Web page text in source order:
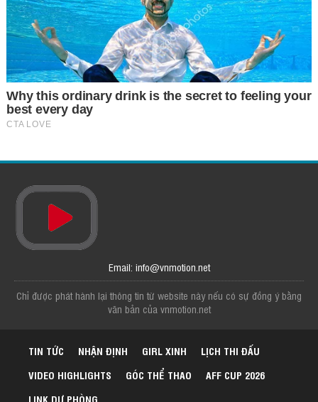
Email: info@vnmotion.net
Chỉ được phát hành lại thông tin từ website này nếu có sự đồng ý bằng
văn bản của vnmotion.net
TIN TỨC NHẬN ĐỊNH GIRL XINH
LỊCH THI ĐẤU
VIDEO HIGHLIGHTS
GÓC THỂ THAO
AFF CUP 2026
LINK DỰ PHÒNG